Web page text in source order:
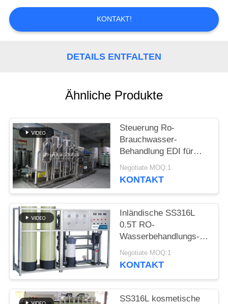
FÄLLE
SITEMAP
PRIVACY
POLICY
KONTAKT!
DETAILS ENTFALTEN
Ähnliche Produkte
Steuerung Ro-
Brauchwasser-
Behandlung EDI für
Kosmetik
Negotiate MOQ:1
KONTAKT
Inländische SS316L
0.5T RO-
Wasserbehandlungs-
Ausrüstung Ro-
Wasser-
Negotiate MOQ:1
KONTAKT
SS316L kosmetische